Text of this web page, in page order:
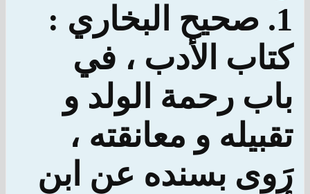
1. صحيح البخاري :
كتاب الأدب ، في
باب رحمة الولد و
تقبيله و معانقته ،
رَوى بسنده عن ابن